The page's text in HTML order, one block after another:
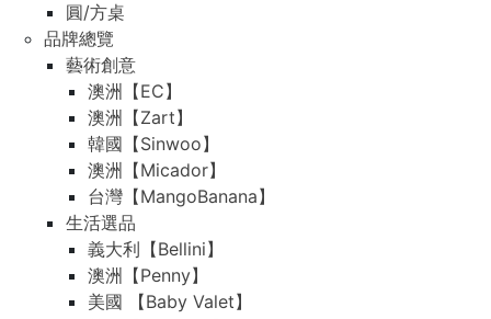
圓/方桌
品牌總覽
藝術創意
澳洲【EC】
澳洲【Zart】
韓國【Sinwoo】
澳洲【Micador】
台灣【MangoBanana】
生活選品
義大利【Bellini】
澳洲【Penny】
美國 【Baby Valet】